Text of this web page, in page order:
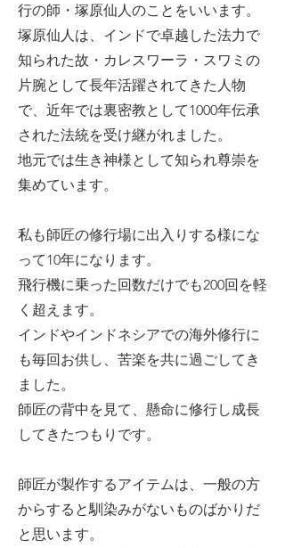
行の師・塚原仙人のことをいいます。
塚原仙人は、インドで卓越した法力で
知られた故・カレスワーラ・スワミの
片腕として長年活躍されてきた人物
で、近年では裏密教として1000年伝承
された法統を受け継がれました。
地元では生き神様として知られ尊崇を
集めています。
私も師匠の修行場に出入りする様にな
って10年になります。
飛行機に乗った回数だけでも200回を軽
く超えます。
インドやインドネシアでの海外修行に
も毎回お供し、苦楽を共に過ごしてき
ました。
師匠の背中を見て、懸命に修行し成長
してきたつもりです。
師匠が製作するアイテムは、一般の方
からすると馴染みがないものばかりだ
と思います。